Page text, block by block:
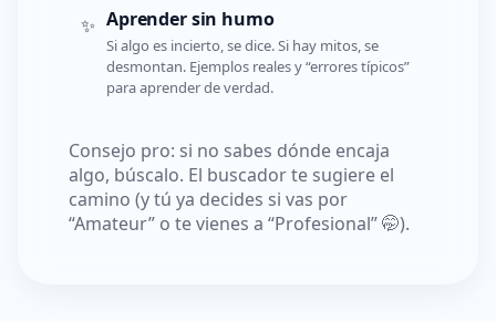
✨ Aprender sin humo
Si algo es incierto, se dice. Si hay mitos, se
desmontan. Ejemplos reales y “errores típicos”
para aprender de verdad.
Consejo pro: si no sabes dónde encaja
algo, búscalo. El buscador te sugiere el
camino (y tú ya decides si vas por
“Amateur” o te vienes a “Profesional” 🤭).